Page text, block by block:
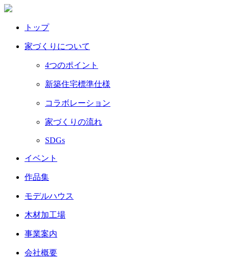
トップ
家づくりについて
4つのポイント
新築住宅標準仕様
コラボレーション
家づくりの流れ
SDGs
イベント
作品集
モデルハウス
木材加工場
事業案内
会社概要